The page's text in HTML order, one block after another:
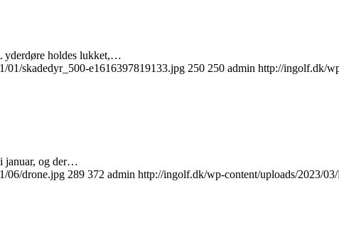
yderdøre holdes lukket,…
01/skadedyr_500-e1616397819133.jpg 250 250 admin http://ingolf.dk/
i januar, og der…
06/drone.jpg 289 372 admin http://ingolf.dk/wp-content/uploads/2023/